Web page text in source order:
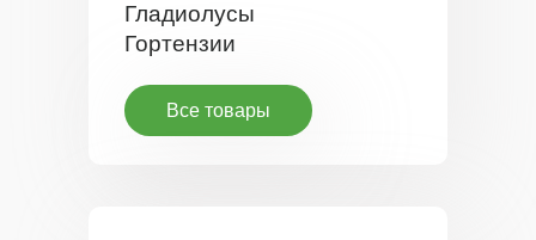
Гладиолусы
Гортензии
Все товары